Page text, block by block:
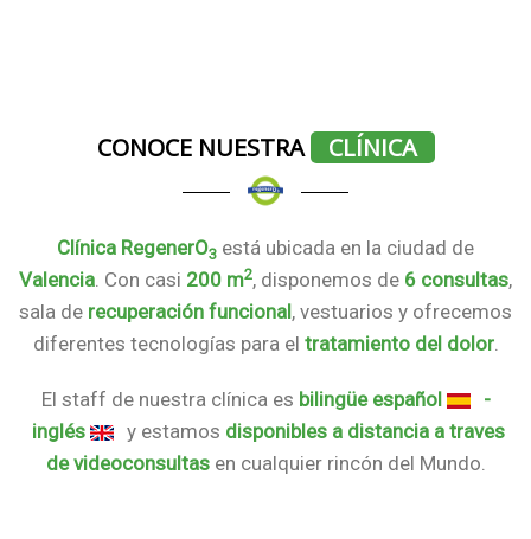
CONOCE NUESTRA CLÍNICA
Clínica RegenerO3 está ubicada en la ciudad de
Valencia. Con casi 200 m2, disponemos de 6 consultas,
sala de recuperación funcional, vestuarios y ofrecemos
diferentes tecnologías para el tratamiento del dolor.
El staff de nuestra clínica es bilingüe español
-
inglés
y estamos disponibles a distancia a traves
de videoconsultasen cualquier rincón del Mundo.